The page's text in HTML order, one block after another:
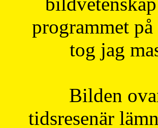
programmet
tog jag
Bilden
tidsresenär